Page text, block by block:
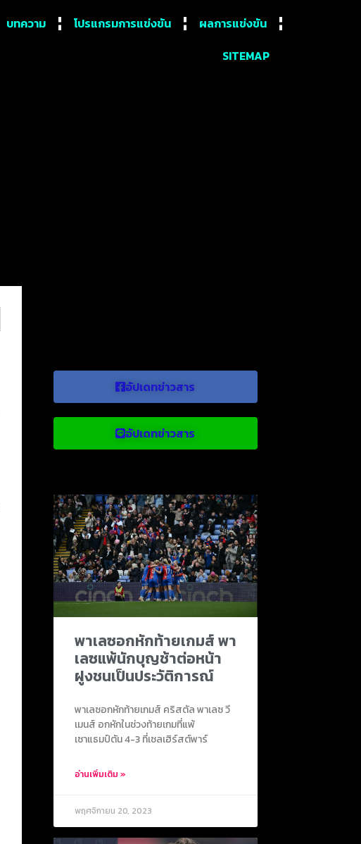
บทความ โปรแกรมการแข่งขัน
ผลการแข่งขัน
SITEMAP
อัปเดทข่าวสาร
อัปเดทข่าวสาร
พาเลซอกหักท้ายเกมส์ พา
เลซแพ้นักบุญช้าต่อหน้า
ฝูงชนเป็นประวัติการณ์
พาเลซอกหักท้ายเกมส์ คริสตัล พาเลซ วี
เมนส์ อกหักในช่วงท้ายเกมที่แพ้
เซาแธมป์ตัน 4-3 ที่เซลเฮิร์สต์พาร์
อ่านเพิ่มเติม »
พฤศจิกายน 20, 2023